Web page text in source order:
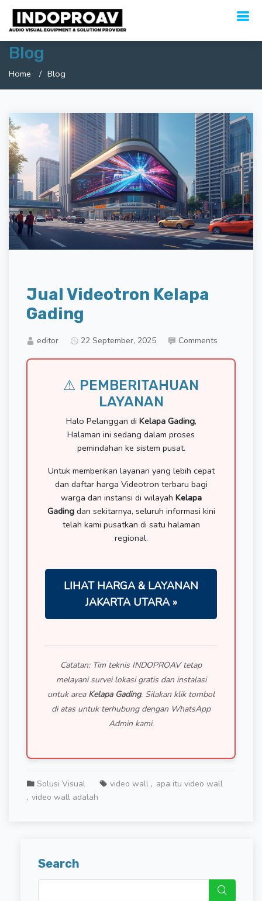
Blog
Home Blog
Jual Videotron Kelapa
Gading
editor 22 September, 2025 Comments
⚠ PEMBERITAHUAN
LAYANAN
Halo Pelanggan di Kelapa Gading,
Halaman ini sedang dalam proses
pemindahan ke sistem pusat.
Untuk memberikan layanan yang lebih cepat
dan daftar harga Videotron terbaru bagi
warga dan instansi di wilayah Kelapa
Gadingdan sekitarnya, seluruh informasi kini
telah kami pusatkan di satu halaman
regional.
LIHAT HARGA & LAYANAN
JAKARTA UTARA »
Catatan: Tim teknis INDOPROAV tetap
melayani survei lokasi gratis dan instalasi
untuk area Kelapa Gading. Silakan klik tombol
di atas untuk terhubung dengan WhatsApp
Admin kami.
Solusi Visual video wall
apa itu video wall
video wall adalah
Search